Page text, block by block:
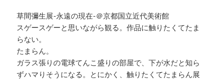
草間彌生展-永遠の現在-＠京都国立近代美術館
スゲースゲーと思いながら観る。作品に触りたくてたま
らない。
たまらん。
ガラス張りの電球てんこ盛りの部屋で、下が水だと知ら
ずハマりそうになる。とにかく、触りたくてたまらん展